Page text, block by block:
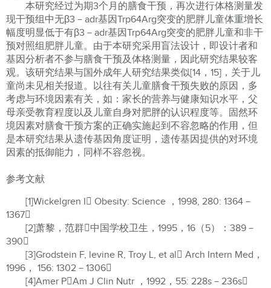
本研究经过为期3个月的膳食干预，再次进行体格测量发
现干预组中无β3－adr基因Trp64Arg突变的肥胖儿童体重增长
幅度明显低于有β3－adr基因Trp64Arg突变的肥胖儿童和非干
预对照组肥胖儿童。由于本研究采用盲法设计，即设计者和
基因分析者不参与膳食干预及体格测量，因此研究结果较客
观。该研究结果与国外成年人研究结果类似[14，15]，关于儿
童尚未见相关报道。以往有关儿童膳食干预失败的原因，多
考虑与环境因素有关，如：家长的营养与健康知识水平，父
母亲受教育程度以及儿童自身对肥胖的认识程度等。固然环
境因素对膳食干预方案的正确实施起到不容忽略的作用，但
是本研究结果从遗传基因角度证明，遗传基因提供的对环境
因素的抵御能力，同样不容忽视。
参考文献
[1]Wickelgren I Obesity: Science ，1998, 280: 1364－
1367
[2]萧黎，范群中国学校卫生，1995，16（5）：389－
390
[3]Grodstein F, levine R, Troy L, et al Arch Intern Med，
1996， 156: 1302－1306
[4]Amer PAm J Clin Nutr ，1992，55: 228s－236s